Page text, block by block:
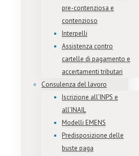
pre-contenziosa e
contenzioso
Interpelli
Assistenza contro
cartelle di pagamento e
accertamenti tributari
Consulenza del lavoro
Iscrizione all’INPS e
all’INAIL
Modelli EMENS
Predisposizione delle
buste paga